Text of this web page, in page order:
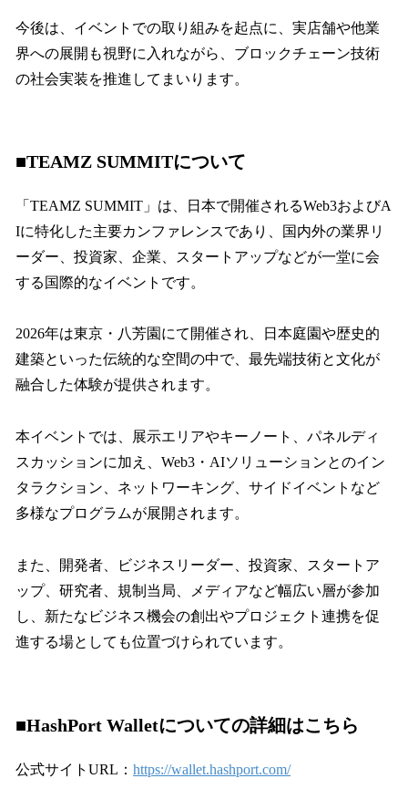
今後は、イベントでの取り組みを起点に、実店舗や他業
界への展開も視野に入れながら、ブロックチェーン技術
の社会実装を推進してまいります。
■TEAMZ SUMMITについて
「TEAMZ SUMMIT」は、日本で開催されるWeb3およびA
Iに特化した主要カンファレンスであり、国内外の業界リ
ーダー、投資家、企業、スタートアップなどが一堂に会
する国際的なイベントです。
2026年は東京・八芳園にて開催され、日本庭園や歴史的
建築といった伝統的な空間の中で、最先端技術と文化が
融合した体験が提供されます。
本イベントでは、展示エリアやキーノート、パネルディ
スカッションに加え、Web3・AIソリューションとのイン
タラクション、ネットワーキング、サイドイベントなど
多様なプログラムが展開されます。
また、開発者、ビジネスリーダー、投資家、スタートア
ップ、研究者、規制当局、メディアなど幅広い層が参加
し、新たなビジネス機会の創出やプロジェクト連携を促
進する場としても位置づけられています。
■HashPort Walletについての詳細はこちら
公式サイトURL： https://wallet.hashport.com/